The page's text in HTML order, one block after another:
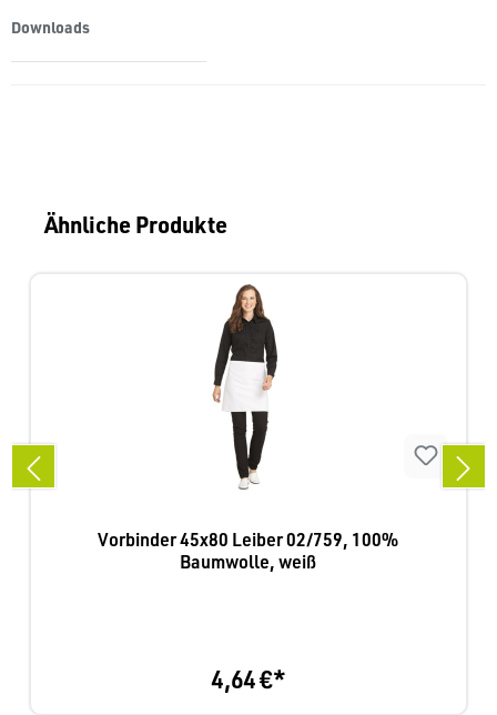
Downloads
Produktgalerie überspringen
Ähnliche Produkte
Vorbinder 45x80 Leiber 02/759, 100%
Baumwolle, weiß
4,64 €*